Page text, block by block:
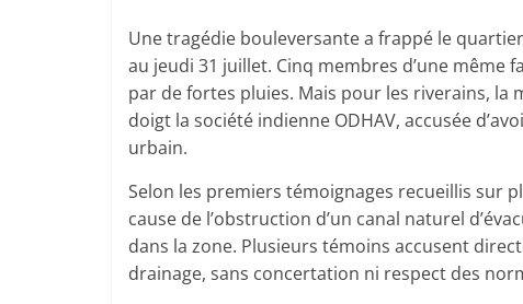
Une tragédie bouleversante a frappé le
au jeudi 31 juillet. Cinq membres d’une
par de fortes pluies. Mais pour les riverains, la
doigt la société indienne ODHAV, accusée
urbain.
Selon les premiers témoignages recueillis sur
cause de l’obstruction d’un canal naturel
dans la zone. Plusieurs témoins accusent
drainage, sans concertation ni respect des